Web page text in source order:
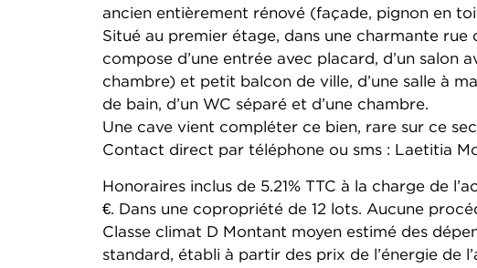
ancien entièrement rénové (façade, pignon en
Situé au premier étage, dans une charmante rue
compose d’une entrée avec placard, d’un salon
chambre) et petit balcon de ville, d’une salle à
de bain, d’un WC séparé et d’une chambre.
Une cave vient compléter ce bien, rare sur ce
Contact direct par téléphone ou sms : Laetitia
Honoraires inclus de 5.21% TTC à la charge de
€. Dans une copropriété de 12 lots. Aucune
Classe climat D Montant moyen estimé des
standard, établi à partir des prix de l’énergie de